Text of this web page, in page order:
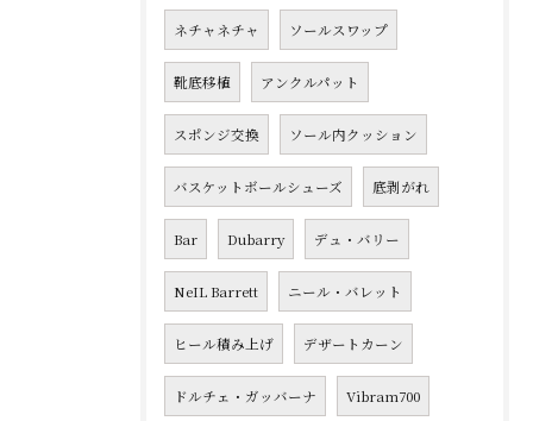
ネチャネチャ ソールスワップ
靴底移植 アンクルパット
スポンジ交換 ソール内クッション
バスケットボールシューズ 底剥がれ
Bar Dubarry デュ・バリー
NeIL Barrett ニール・バレット
ヒール積み上げ デザートカーン
ドルチェ・ガッバーナ Vibram700